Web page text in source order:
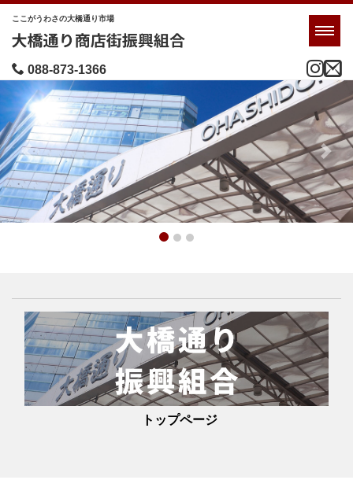
ここがうわさの大橋通り市場
088-873-1366
Previous Next
トップページ